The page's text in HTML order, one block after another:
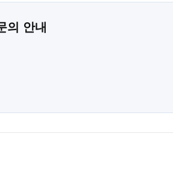
의 안내